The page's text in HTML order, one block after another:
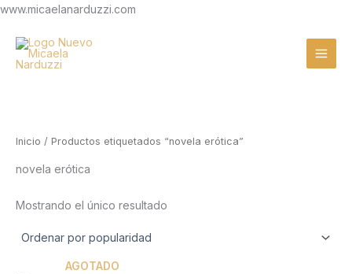
www.micaelanarduzzi.com
Inicio / Productos etiquetados “novela erótica”
novela erótica
Mostrando el único resultado
AGOTADO